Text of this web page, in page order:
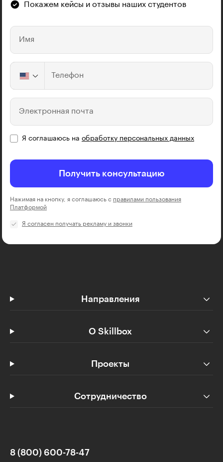
Покажем кейсы и отзывы наших студентов
Имя
Телефон
Электронная почта
Я соглашаюсь на обработку персональных данных
Получить консультацию
Нажимая на кнопку, я соглашаюсь с правилами пользования
Платформой
Я согласен получать рекламу и звонки
Направления
О Skillbox
Проекты
Сотрудничество
8 (800) 600-78-47